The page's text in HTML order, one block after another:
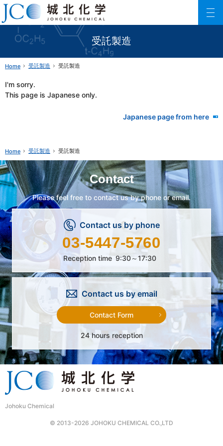
受託製造
Johoku Chemical
ファインケミカル製品の専門メーカー 城北化学工業株式会社
Home 受託製造 受託製造
I'm sorry.
This page is Japanese only.
Japanese page from here
Home 受託製造 受託製造
Contact
Please feel free to contact us by phone or email.
Contact us by phone
03-5447-5760
Reception time 9:30～17:30
Contact us by email
Contact Form
24 hours reception
© 2013-2026 JOHOKU CHEMICAL CO.,LTD
Johoku Chemical